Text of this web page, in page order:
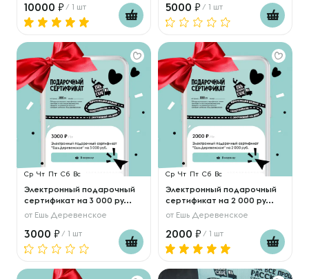
10000 / 1 шт 5000 / 1 шт
Ср Чт Пт Сб Вс
Электронный подарочный
сертификат на 3 000 ру...
от Ешь Деревенское
3000 / 1 шт
Ср Чт Пт Сб Вс
Электронный подарочный
сертификат на 2 000 ру...
от Ешь Деревенское
2000 / 1 шт